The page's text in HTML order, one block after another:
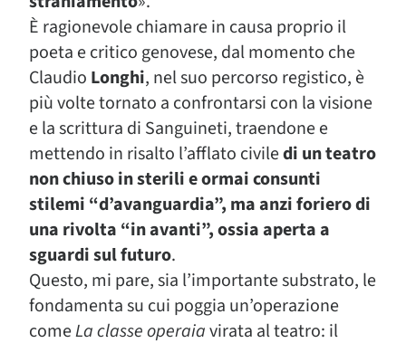
È ragionevole chiamare in causa proprio il
poeta e critico genovese, dal momento che
Claudio Longhi, nel suo percorso registico, è
più volte tornato a confrontarsi con la visione
e la scrittura di Sanguineti, traendone e
mettendo in risalto l’afflato civiledi un teatro
non chiuso in sterili e ormai consunti
stilemi “d’avanguardia”, ma anzi foriero di
una rivolta “in avanti”, ossia aperta a
sguardi sul futuro.
Questo, mi pare, sia l’importante substrato, le
fondamenta su cui poggia un’operazione
comeLa classe operaiavirata al teatro: il